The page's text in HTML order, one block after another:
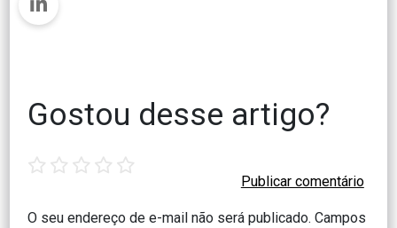
Gostou desse artigo?
O seu endereço de e-mail não será publicado. Campos
star stars stars stars stars